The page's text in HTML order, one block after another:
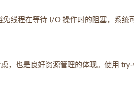
免线程在等待 I/O 操作时的阻塞，系统
，也是良好资源管理的体现。使用